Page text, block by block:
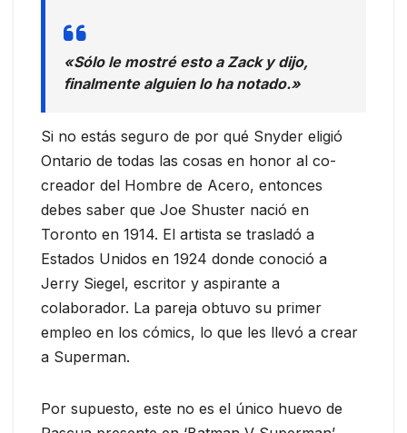
«Sólo le mostré esto a Zack y dijo,
finalmente alguien lo ha notado.»
Si no estás seguro de por qué Snyder eligió
Ontario de todas las cosas en honor al co-
creador del Hombre de Acero, entonces
debes saber que Joe Shuster nació en
Toronto en 1914. El artista se trasladó a
Estados Unidos en 1924 donde conoció a
Jerry Siegel, escritor y aspirante a
colaborador. La pareja obtuvo su primer
empleo en los cómics, lo que les llevó a crear
a Superman.
Por supuesto, este no es el único huevo de